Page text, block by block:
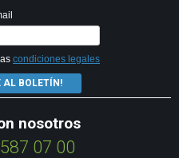
condiciones legales
AL BOLETÍN!
nosotros
07 00